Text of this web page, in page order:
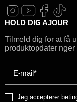
HOLD DIG AJOUR
Tilmeld dig for at få
E-mail*
Jeg accepterer